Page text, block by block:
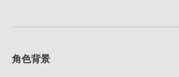
角色背景